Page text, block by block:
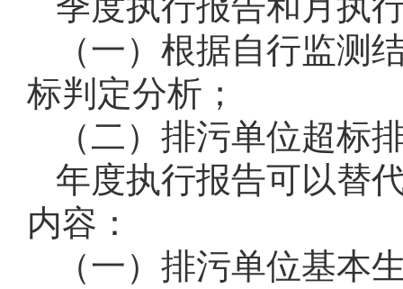
（一）根据自行监测
标判定分析；
（二）排污单位超标
年度执行报告可以替
内容：
（一）排污单位基本